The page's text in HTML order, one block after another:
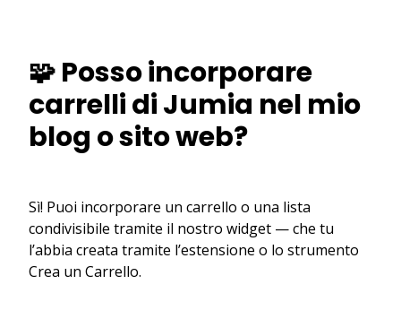
🧩 Posso incorporare
carrelli di Jumia nel mio
blog o sito web?
Sì! Puoi incorporare un carrello o una lista
condivisibile tramite il nostro widget — che tu
l’abbia creata tramite l’estensione o lo strumento
Crea un Carrello.